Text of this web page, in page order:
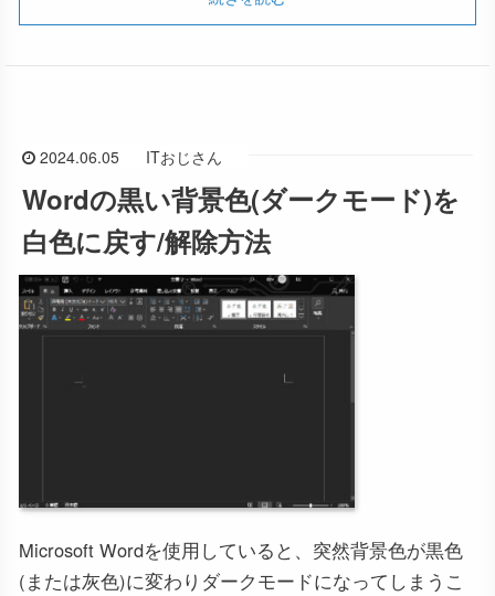
2024.06.05 ITおじさん
Wordの黒い背景色(ダークモード)を
白色に戻す/解除方法
Microsoft Wordを使用していると、突然背景色が黒色
(または灰色)に変わりダークモードになってしまうこ